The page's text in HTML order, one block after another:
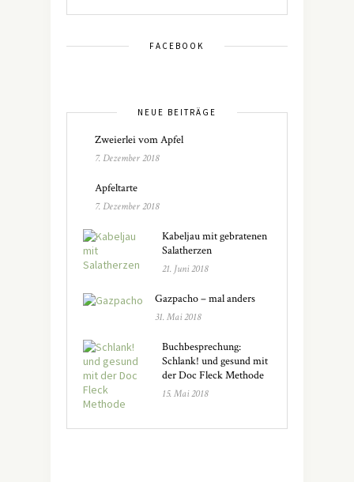
FACEBOOK
NEUE BEITRÄGE
Zweierlei vom Apfel
7. Dezember 2018
Apfeltarte
7. Dezember 2018
Kabeljau mit gebratenen
Salatherzen
21. Juni 2018
Gazpacho – mal anders
31. Mai 2018
Buchbesprechung:
Schlank! und gesund mit
der Doc Fleck Methode
15. Mai 2018